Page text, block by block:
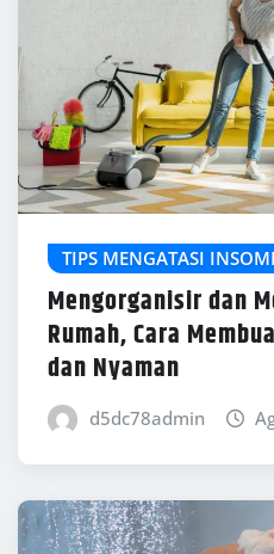
TIPS MENGATASI
Mengorganisir dan
Rumah, Cara
dan Nyaman
d5dc78admin